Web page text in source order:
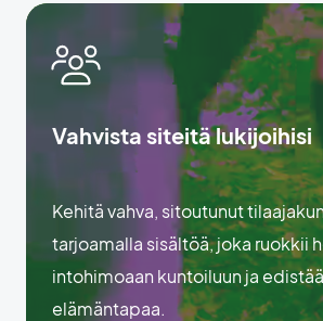
Vahvista siteitä lukijoihisi
Kehitä vahva, sitoutunut
tarjoamalla sisältöä, joka ruokkii
intohimoaan kuntoiluun ja
elämäntapaa.